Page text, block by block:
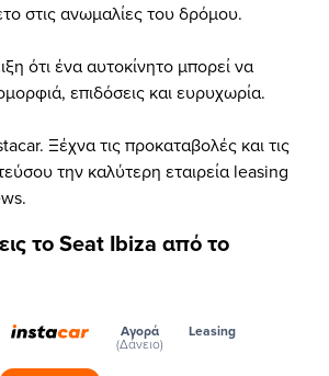
στις ανωμαλίες του δρόμου.
ότι ένα αυτοκίνητο μπορεί να
επιδόσεις και ευρυχωρία.
Ξέχνα τις προκαταβολές και τις
την καλύτερη εταιρεία leasing
το Seat Ibiza από το
Αγορά
(Δάνειο)
Leasing